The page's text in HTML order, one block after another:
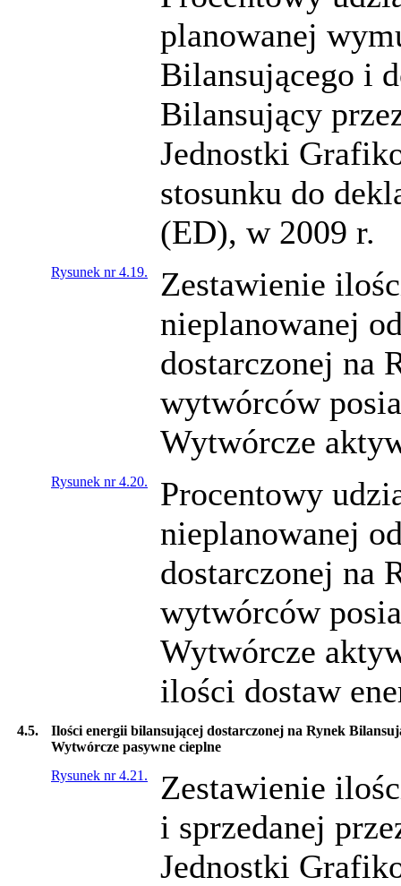
planowanej
Bilansującego i
Bilansujący
Jednostki
stosunku do
(ED), w 2009 r.
Rysunek nr 4.19.
Zestawienie
nieplanowanej
dostarczonej na
wytwórców
Wytwórcze
Rysunek nr 4.20.
Procentowy
nieplanowanej
dostarczonej na
wytwórców
Wytwórcze
ilości dostaw
4.5.
Ilości energii bilansującej dostarczonej na Rynek
Wytwórcze pasywne cieplne
Rysunek nr 4.21.
Zestawienie
i sprzedanej
Jednostki